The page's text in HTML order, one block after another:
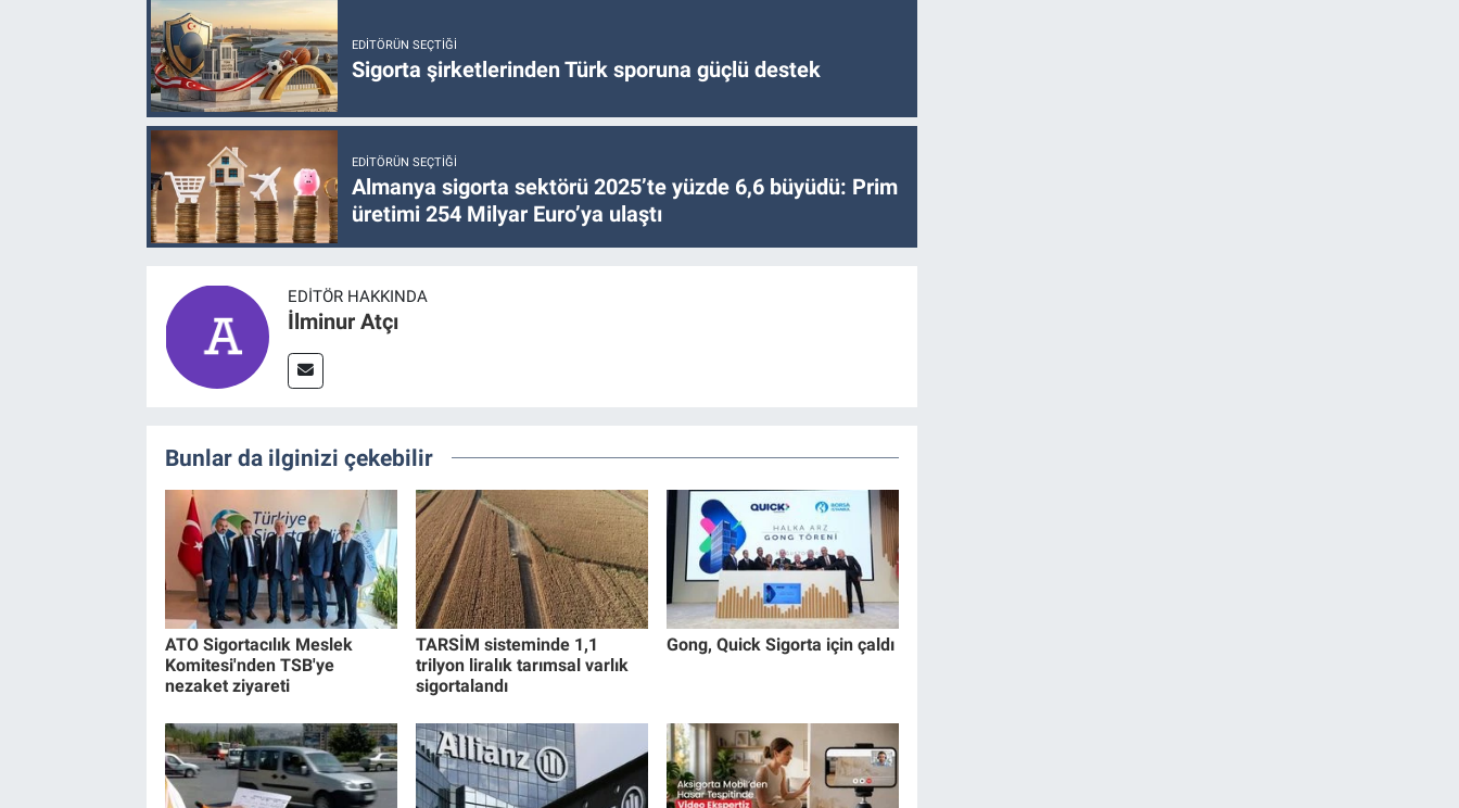
EDITÖRÜN SEÇTIĞI
Sigorta şirketlerinden Türk sporuna güçlü destek
EDITÖRÜN SEÇTIĞI
Almanya sigorta sektörü 2025’te yüzde 6,6 büyüdü: Prim
üretimi 254 Milyar Euro’ya ulaştı
EDITÖR HAKKINDA
İlminur Atçı
Bunlar da ilginizi çekebilir
ATO Sigortacılık Meslek
Komitesi'nden TSB'ye
nezaket ziyareti
TARSİM sisteminde 1,1
trilyon liralık tarımsal varlık
sigortalandı
Gong, Quick Sigorta için çaldı